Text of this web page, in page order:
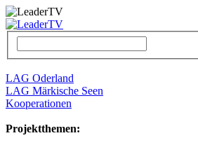
LAG Oderland
LAG Märkische Seen
Kooperationen
Projektthemen: